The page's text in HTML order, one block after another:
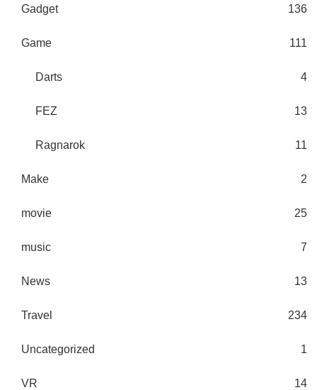
Gadget 136
Game 111
Darts 4
FEZ 13
Ragnarok 11
Make 2
movie 25
music 7
News 13
Travel 234
Uncategorized 1
VR 14